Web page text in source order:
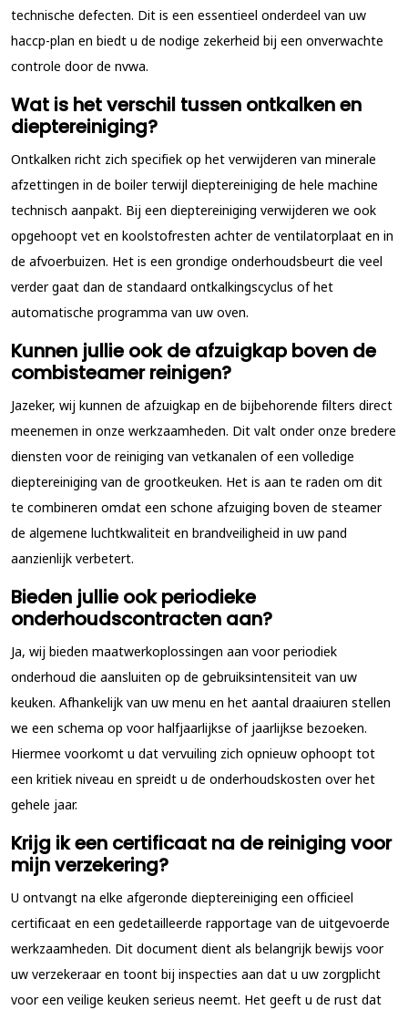
technische defecten. Dit is een essentieel onderdeel van uw
haccp-plan en biedt u de nodige zekerheid bij een onverwachte
controle door de nvwa.
Wat is het verschil tussen ontkalken en
dieptereiniging?
Ontkalken richt zich specifiek op het verwijderen van minerale
afzettingen in de boiler terwijl dieptereiniging de hele machine
technisch aanpakt. Bij een dieptereiniging verwijderen we ook
opgehoopt vet en koolstofresten achter de ventilatorplaat en in
de afvoerbuizen. Het is een grondige onderhoudsbeurt die veel
verder gaat dan de standaard ontkalkingscyclus of het
automatische programma van uw oven.
Kunnen jullie ook de afzuigkap boven de
combisteamer reinigen?
Jazeker, wij kunnen de afzuigkap en de bijbehorende filters direct
meenemen in onze werkzaamheden. Dit valt onder onze bredere
diensten voor de reiniging van vetkanalen of een volledige
dieptereiniging van de grootkeuken. Het is aan te raden om dit
te combineren omdat een schone afzuiging boven de steamer
de algemene luchtkwaliteit en brandveiligheid in uw pand
aanzienlijk verbetert.
Bieden jullie ook periodieke
onderhoudscontracten aan?
Ja, wij bieden maatwerkoplossingen aan voor periodiek
onderhoud die aansluiten op de gebruiksintensiteit van uw
keuken. Afhankelijk van uw menu en het aantal draaiuren stellen
we een schema op voor halfjaarlijkse of jaarlijkse bezoeken.
Hiermee voorkomt u dat vervuiling zich opnieuw ophoopt tot
een kritiek niveau en spreidt u de onderhoudskosten over het
gehele jaar.
Krijg ik een certificaat na de reiniging voor
mijn verzekering?
U ontvangt na elke afgeronde dieptereiniging een officieel
certificaat en een gedetailleerde rapportage van de uitgevoerde
werkzaamheden. Dit document dient als belangrijk bewijs voor
uw verzekeraar en toont bij inspecties aan dat u uw zorgplicht
voor een veilige keuken serieus neemt. Het geeft u de rust dat